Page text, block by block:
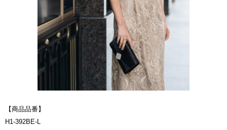
【商品品番】
H1-392BE-L